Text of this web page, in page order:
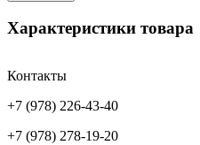
Характеристики товара
Контакты
+7 (978) 226-43-40
+7 (978) 278-19-20